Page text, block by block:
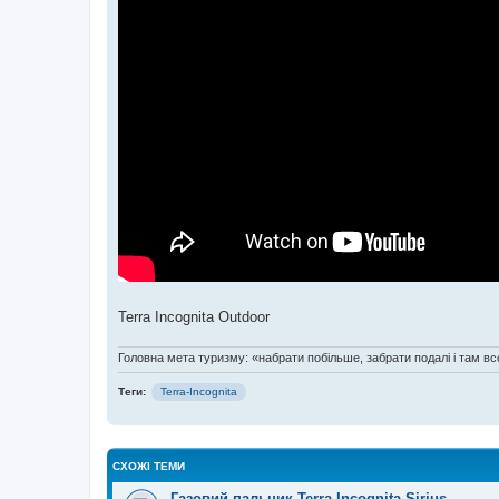
Terra Incognita Outdoor
Головна мета туризму: «набрати побільше, забрати подалі і там
Теги: Terra-Incognita
СХОЖІ ТЕМИ